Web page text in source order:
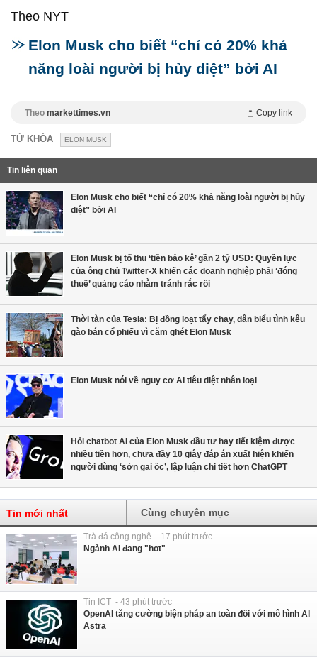
Theo NYT
Elon Musk cho biết “chỉ có 20% khả
năng loài người bị hủy diệt” bởi AI
Theo markettimes.vn Copy link
TỪ KHÓA ELON MUSK
Tin liên quan
Elon Musk cho biết “chỉ có 20% khả năng loài người bị hủy
diệt” bởi AI
Elon Musk bị tố thu ‘tiền bảo kê’ gần 2 tỷ USD: Quyền lực
của ông chủ Twitter-X khiến các doanh nghiệp phải ‘đóng
thuế’ quảng cáo nhằm tránh rắc rối
Thời tàn của Tesla: Bị đồng loạt tẩy chay, dân biểu tình kêu
gào bán cổ phiếu vì căm ghét Elon Musk
Elon Musk nói về nguy cơ AI tiêu diệt nhân loại
Hỏi chatbot AI của Elon Musk đầu tư hay tiết kiệm được
nhiều tiền hơn, chưa đầy 10 giây đáp án xuất hiện khiến
người dùng ‘sởn gai ốc’, lập luận chi tiết hơn ChatGPT
Tin mới nhất Cùng chuyên mục
Trà đá công nghệ - 17 phút trước
Ngành AI đang "hot"
Tin ICT - 43 phút trước
OpenAI tăng cường biện pháp an toàn đối với mô hình AI
Astra